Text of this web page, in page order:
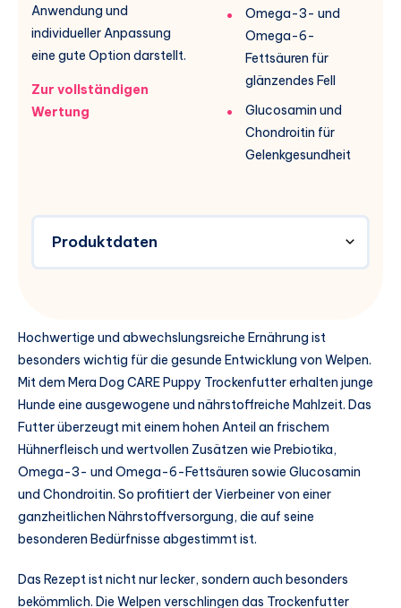
Anwendung und
individueller Anpassung
eine gute Option darstellt.
Zur vollständigen
Wertung
Omega-3- und
Omega-6-
Fettsäuren für
glänzendes Fell
Glucosamin und
Chondroitin für
Gelenkgesundheit
Produktdaten
Hochwertige und abwechslungsreiche Ernährung ist
besonders wichtig für die gesunde Entwicklung von Welpen.
Mit dem Mera Dog CARE Puppy Trockenfutter erhalten junge
Hunde eine ausgewogene und nährstoffreiche Mahlzeit. Das
Futter überzeugt mit einem hohen Anteil an frischem
Hühnerfleisch und wertvollen Zusätzen wie Prebiotika,
Omega-3- und Omega-6-Fettsäuren sowie Glucosamin
und Chondroitin. So profitiert der Vierbeiner von einer
ganzheitlichen Nährstoffversorgung, die auf seine
besonderen Bedürfnisse abgestimmt ist.
Das Rezept ist nicht nur lecker, sondern auch besonders
bekömmlich. Die Welpen verschlingen das Trockenfutter